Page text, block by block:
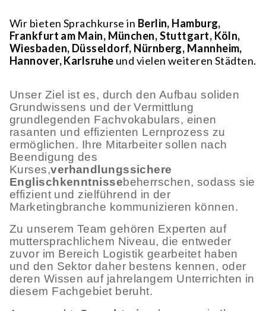
Wir bieten Sprachkurse in Berlin, Hamburg,
Frankfurt am Main, München, Stuttgart, Köln,
Wiesbaden, Düsseldorf, Nürnberg, Mannheim,
Hannover, Karlsruhe und vielen weiteren Städten.
Unser Ziel ist es, durch den Aufbau soliden
Grundwissens und der Vermittlung
grundlegenden Fachvokabulars, einen
rasanten und effizienten Lernprozess zu
ermöglichen. Ihre Mitarbeiter sollen nach
Beendigung des
Kurses,verhandlungssichere
Englischkenntnissebeherrschen, sodass sie
effizient und zielführend in der
Marketingbranche kommunizieren können.
Zu unserem Team gehören Experten auf
muttersprachlichem Niveau, die entweder
zuvor im Bereich Logistik gearbeitet haben
und den Sektor daher bestens kennen, oder
deren Wissen auf jahrelangem Unterrichten in
diesem Fachgebiet beruht.